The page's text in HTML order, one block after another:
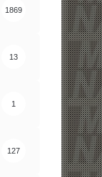
1869
13
1
127